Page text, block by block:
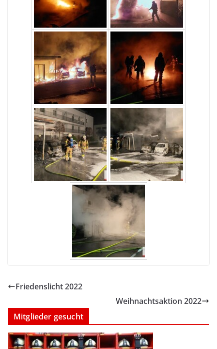
Friedenslicht 2022
Weihnachtsaktion 2022
Mitglieder gesucht